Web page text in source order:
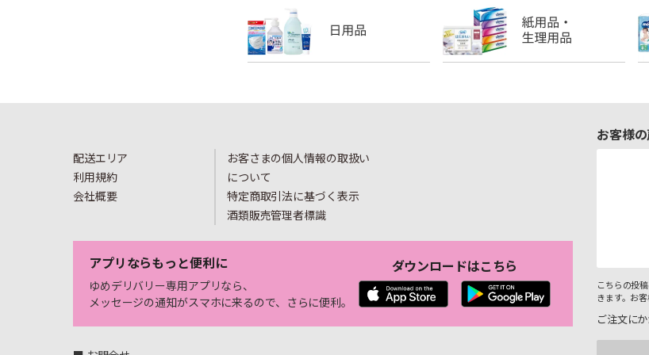
配送エリア
利用規約
会社概要
お客さまの個人情報の取扱い
について
特定商取引法に基づく表示
酒類販売管理者標識
アプリならもっと便利に
ゆめデリバリー専用アプリなら、
メッセージの通知がスマホに来るので、さらに便利。
ダウンロードはこちら
お客様
こちらの投
きます。お
ご注文に